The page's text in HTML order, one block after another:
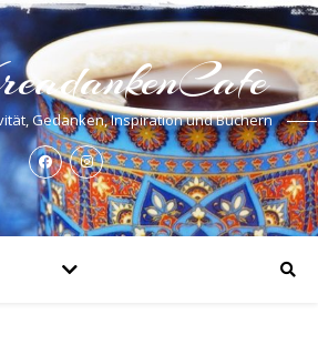
Gedanken, Inspiration und Büchern